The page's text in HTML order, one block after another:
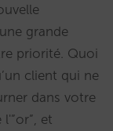
grande
priorité. Quoi
client qui ne
dans votre
et